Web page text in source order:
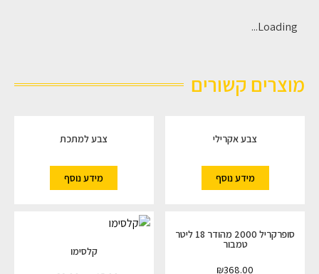
Loading...
מוצרים קשורים
צבע אקרילי
מידע נוסף
צבע למתכת
מידע נוסף
סופרקריל 2000 מהודר 18 ליטר
טמבור
₪368.00
קלסימו